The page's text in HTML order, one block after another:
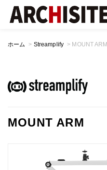
ホーム > Streamplify > MOUNT ARM
MOUNT ARM